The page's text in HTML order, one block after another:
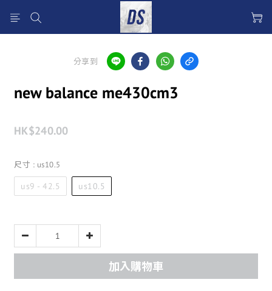
分享到
new balance me430cm3
HK$240.00
尺寸 : us10.5
us9 - 42.5 us10.5
加入購物車